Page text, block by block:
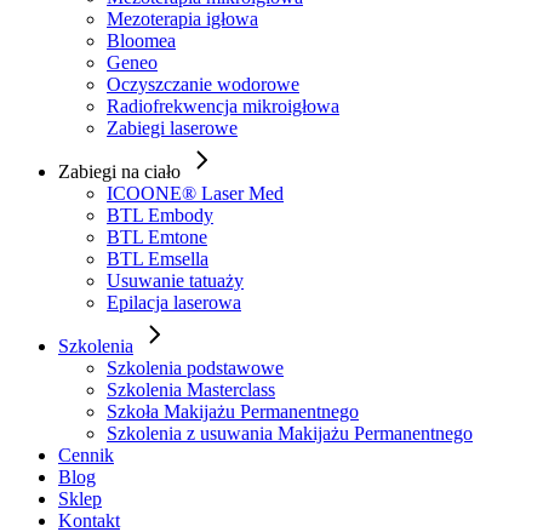
Mezoterapia igłowa
Bloomea
Geneo
Oczyszczanie wodorowe
Radiofrekwencja mikroigłowa
Zabiegi laserowe
Zabiegi na ciało
ICOONE® Laser Med
BTL Embody
BTL Emtone
BTL Emsella
Usuwanie tatuaży
Epilacja laserowa
Szkolenia
Szkolenia podstawowe
Szkolenia Masterclass
Szkoła Makijażu Permanentnego
Szkolenia z usuwania Makijażu Permanentnego
Cennik
Blog
Sklep
Kontakt